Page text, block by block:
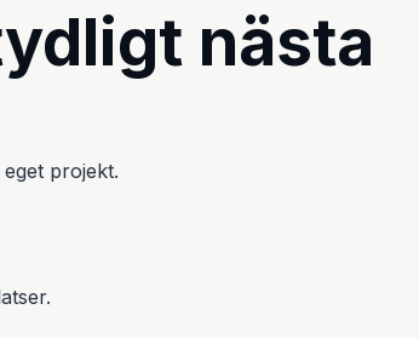
nästa
projekt.